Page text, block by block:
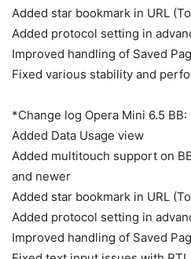
Added star bookmark in URL
Added protocol setting in
Improved handling of Saved
Fixed various stability and
*Change log Opera Mini 6.5 BB:
Added Data Usage view
Added multitouch support on
and newer
Added star bookmark in URL
Added protocol setting in
Improved handling of Saved